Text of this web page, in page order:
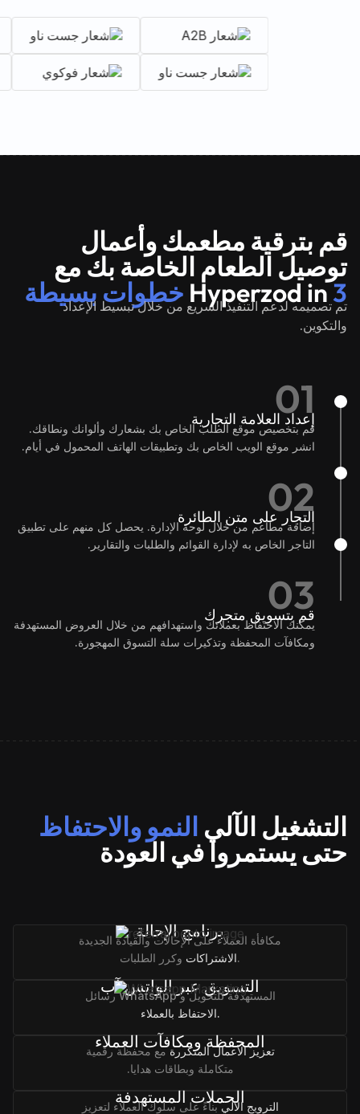
قم بترقية مطعمك وأعمال
توصيل الطعام الخاصة بك مع
Hyperzod in3 خطوات بسيطة
تم تصميمه لدعم التنفيذ السريع من خلال تبسيط الإعداد
والتكوين.
01
إعداد العلامة التجارية
قم بتخصيص موقع الطلب الخاص بك بشعارك وألوانك ونطاقك.
انشر موقع الويب الخاص بك وتطبيقات الهاتف المحمول في أيام.
02
التجار على متن الطائرة
إضافة مطاعم من خلال لوحة الإدارة. يحصل كل منهم على تطبيق
التاجر الخاص به لإدارة القوائم والطلبات والتقارير.
03
قم بتسويق متجرك
يمكنك الاحتفاظ بعملائك واستهدافهم من خلال العروض المستهدفة
ومكافآت المحفظة وتذكيرات سلة التسوق المهجورة.
التشغيل الآلي النمو والاحتفاظ
حتى يستمروا في العودة
برنامج الإحالة
مكافأة العملاء على الإحالات والقيادة الجديدة
الاشتراكاتوكرر الطلبات.
التسويق عبر الواتس آب
رسائل WhatsApp المستهدفة للتحويل و
الاحتفاظ بالعملاء.
المحفظة ومكافآت العملاء
تعزيز الأعمال المتكررةمع محفظة رقمية
متكاملة وبطاقات هدايا.
الحملات المستهدفةالترويج الآليبناءً على سلوك العملاء لتعزيز